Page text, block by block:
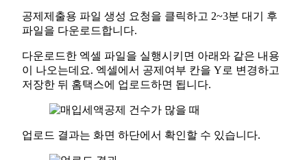
공제제출용 파일 생성 요청을 클릭하고 2~3분 대기 후
파일을 다운로드합니다.
다운로드한 엑셀 파일을 실행시키면 아래와 같은 내용
이 나오는데요. 엑셀에서 공제여부 칸을 Y로 변경하고
저장한 뒤 홈택스에 업로드하면 됩니다.
업로드 결과는 화면 하단에서 확인할 수 있습니다.